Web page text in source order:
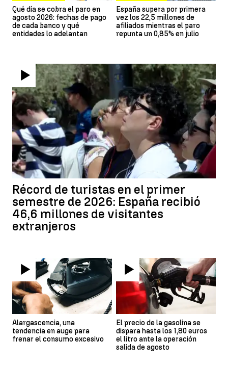
Qué día se cobra el paro en
agosto 2026: fechas de pago
de cada banco y qué
entidades lo adelantan
España supera por primera
vez los 22,5 millones de
afiliados mientras el paro
repunta un 0,85% en julio
Récord de turistas en el primer
semestre de 2026: España recibió
46,6 millones de visitantes
extranjeros
Alargascencia, una
tendencia en auge para
frenar el consumo excesivo
El precio de la gasolina se
dispara hasta los 1,80 euros
el litro ante la operación
salida de agosto